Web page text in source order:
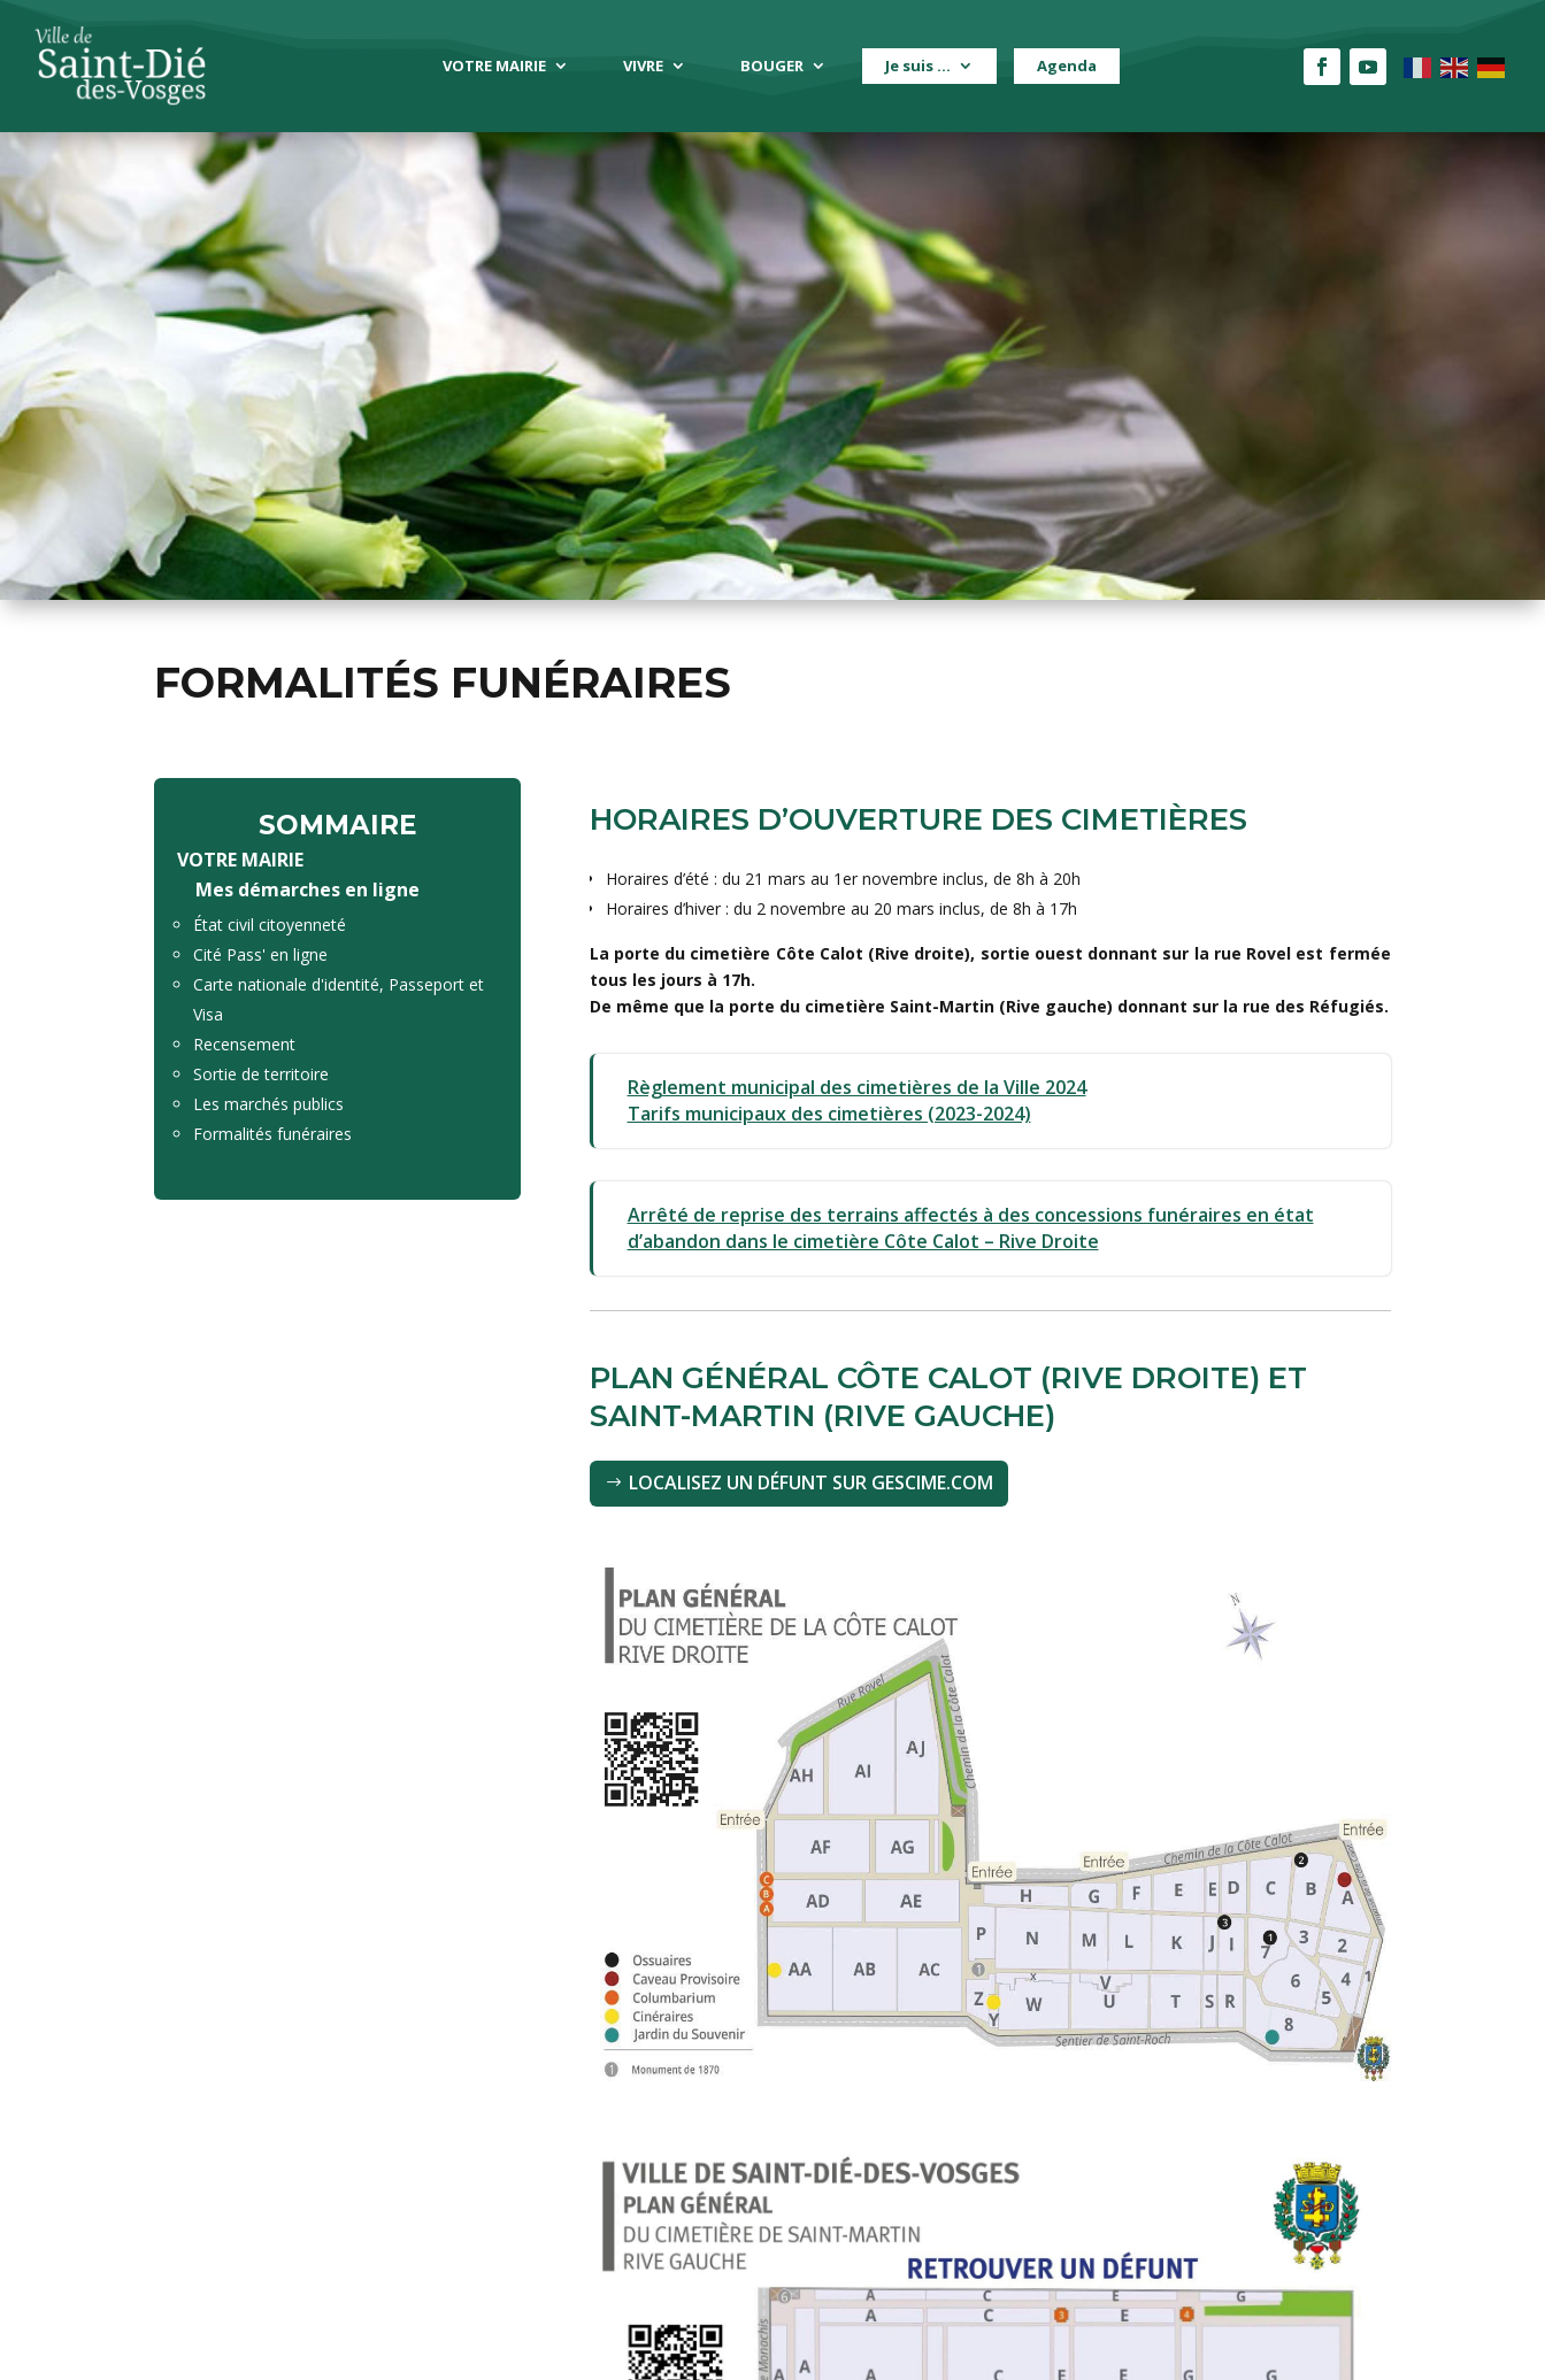
VOTRE MAIRIE VIVRE BOUGER Je suis … Agenda
FORMALITÉS FUNÉRAIRES
SOMMAIRE
VOTRE MAIRIE
Mes démarches en ligne
État civil citoyenneté
Cité Pass' en ligne
Carte nationale d'identité, Passeport et
Visa
Recensement
Sortie de territoire
Les marchés publics
Formalités funéraires
HORAIRES D’OUVERTURE DES CIMETIÈRES
Horaires d’été : du 21 mars au 1er novembre inclus, de 8h à 20h
Horaires d’hiver : du 2 novembre au 20 mars inclus, de 8h à 17h
La porte du cimetière Côte Calot (Rive droite), sortie ouest donnant sur la rue Rovel est fermée
tous les jours à 17h.
De même que la porte du cimetière Saint-Martin (Rive gauche) donnant sur la rue des Réfugiés.
Règlement municipal des cimetières de la Ville 2024
Tarifs municipaux des cimetières (2023-2024)
Arrêté de reprise des terrains affectés à des concessions funéraires en état
d’abandon dans le cimetière Côte Calot – Rive Droite
PLAN GÉNÉRAL CÔTE CALOT (RIVE DROITE) ET
SAINT-MARTIN (RIVE GAUCHE)
LOCALISEZ UN DÉFUNT SUR GESCIME.COM